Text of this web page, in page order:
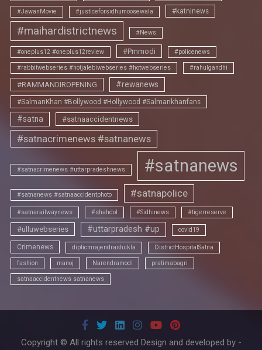
#JawanMovie #justiceforsidhumoosewala #katninews
#maihardistrictnews #News
#oneplus12 #oneplus12review #Pmmodi #policenews
#rabbitwebseries #hotjalebiwebseries #hotwebseries #rahulgandhi
#RAMMANDIROPENING #rewanews
#SalmanKhan #Bollywood #Hollywood #Salmankhanfans
#satna #satnaaccidentnews
#satnacrimenews #satnanews
#satnacrimenews #uttarpradeshnews #satnanews
#satnanews #satnaaccidentphoto #satnapolice
#satnarailwaynews #shahdol #Sidhinews #tigerreserve
#ulluwebseries #uttarpradesh #up covid19
Crimenews dipticmrajendrashukla DistrictHospitalSatna
fashion manoj Narendramodi pratimabagri
satnaaccidentnews satnanews
Copyright © All rights reserved Design and developed by -